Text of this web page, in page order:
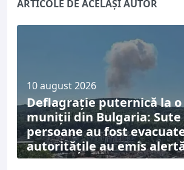
ARTICOLE DE ACELAȘI AUTOR
10 august 2026
Deflagrație puternică la
muniții din Bulgaria: Sute
persoane au fost
autoritățile au emis